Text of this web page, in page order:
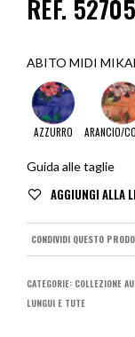
REF. 52705
ABITO MIDI
AZZURRO ARANCIO/
Guida alle taglie
CONDIVIDI QUESTO
CATEGORIE: COLLEZIONE
LUNGUI E TUTE